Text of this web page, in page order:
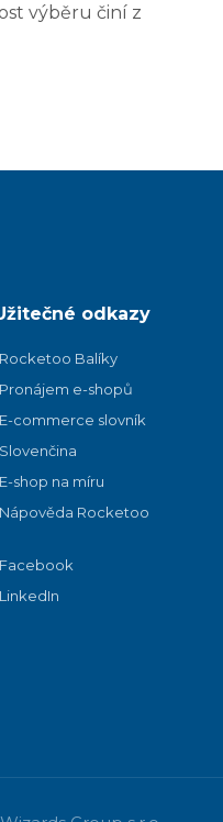
výběru činí z
odkazy
Rocketoo Balíky
Pronájem e-shopů
E-commerce slovník
Slovenčina
E-shop na míru
Nápověda Rocketoo
Facebook
LinkedIn